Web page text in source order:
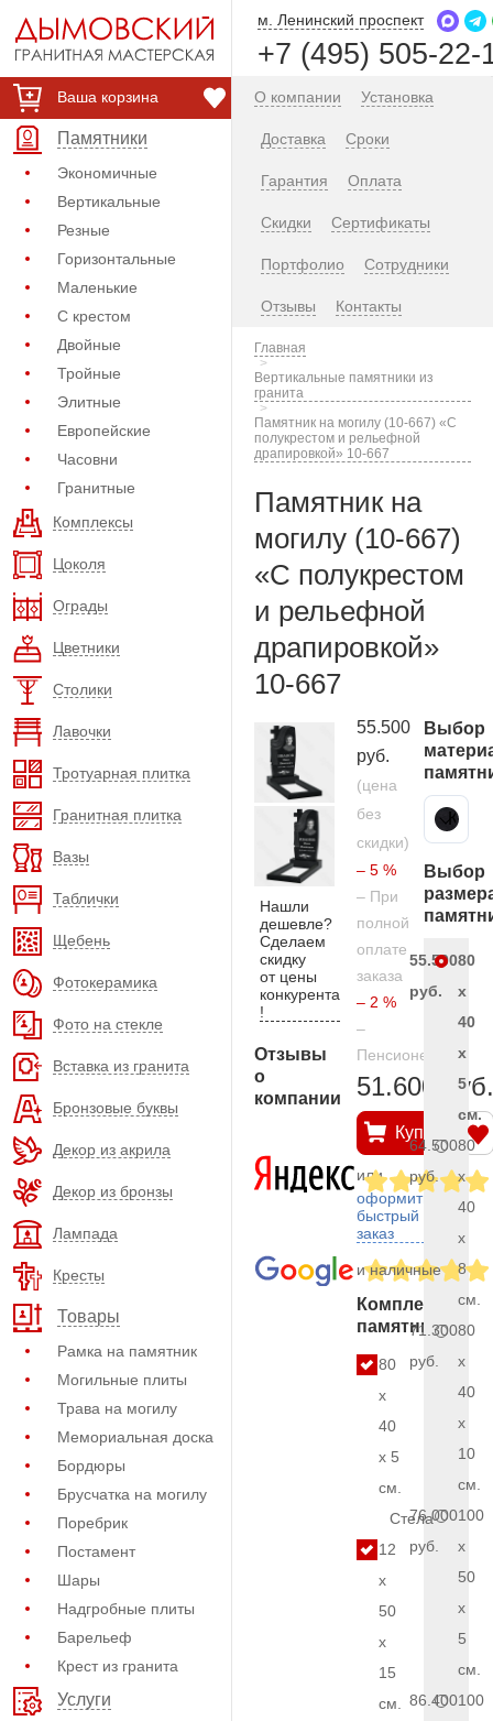
Ваша корзина
Памятники
Экономичные
Вертикальные
Резные
Горизонтальные
Маленькие
С крестом
Двойные
Тройные
Элитные
Европейские
Часовни
Гранитные
Комплексы
Цоколя
Ограды
Цветники
Столики
Лавочки
Тротуарная плитка
Гранитная плитка
Вазы
Таблички
Щебень
Фотокерамика
Фото на стекле
Вставка из гранита
Бронзовые буквы
Декор из акрила
Декор из бронзы
Лампада
Кресты
Товары
Рамка на памятник
Могильные плиты
Трава на могилу
Мемориальная доска
Бордюры
Брусчатка на могилу
Поребрик
Постамент
Шары
Надгробные плиты
Барельеф
Крест из гранита
Услуги
м. Ленинский проспект
+7 (495) 505-22-
О компании Установка
Доставка Сроки
Гарантия Оплата
Скидки Сертификаты
Портфолио Сотрудники
Отзывы Контакты
Главная
Вертикальные памятники из
гранита
Памятник на могилу (10-667) «С
полукрестом и рельефной
драпировкой» 10-667
Памятник на
могилу (10-667)
«С полукрестом
и рельефной
драпировкой»
10-667
Нашли
дешевле?
Сделаем
скидку
от цены
конкурента
!
Отзывы
о
компании
55.500
руб.
(цена
без
скидки)
– 5 %
– При
полной
оплате
заказа
– 2 %
–
Пенсионерам
51.600 руб.
Купить
или
оформить
быстрый
заказ
и наличные
Комплект
памятника
80
x
40
x 5
см.
Стела
12
x
50
x
15
см.
Выбор
Карельский гранит
Выбор
55.500
руб.
80
x
40
x
5
см.
64.500
руб.
80
x
40
x
8
см.
71.300
руб.
80
x
40
x
10
см.
76.000
руб.
100
x
50
x
5
см.
86.400100